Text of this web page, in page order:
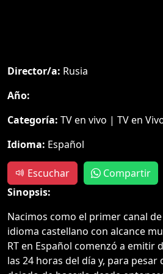
Director/a: Rusia
Año:
Categoría: TV en vivo | TV en
Idioma: Español
Escuchar
Compartir
Sinopsis:
Nacimos como el primer canal
idioma castellano con alcance
RT en Español comenzó a emitir
las 24 horas del día y, para